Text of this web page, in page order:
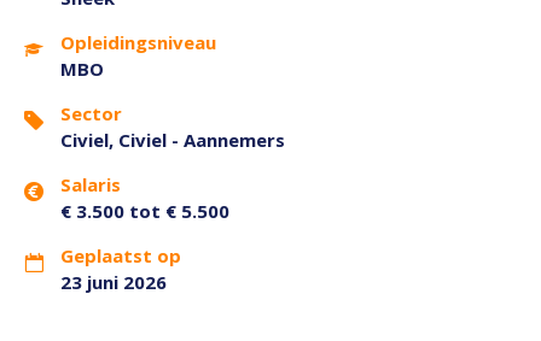
Opleidingsniveau
MBO
Sector
Civiel, Civiel - Aannemers
Salaris
€ 3.500 tot € 5.500
Geplaatst op
23 juni 2026